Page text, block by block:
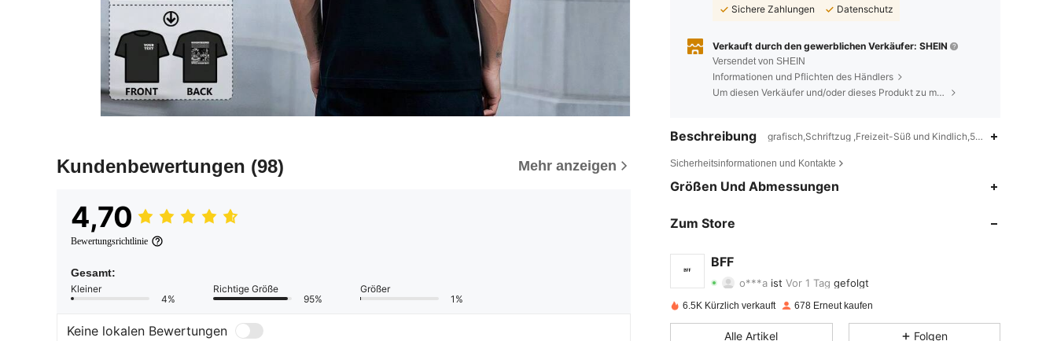
Kundenbewertungen (98) Mehr anzeigen
4,70
Bewertungsrichtlinie
Gesamt:
Kleiner
4%
Richtige Größe
95%
Größer
1%
Keine lokalen Bewertungen
Sichere Zahlungen
Datenschutz
Verkauft durch den gewerblichen Verkäufer: SHEIN
Versendet von SHEIN
Informationen und Pflichten des Händlers
Um diesen Verkäufer und/oder dieses Produkt zu melden
Beschreibung grafisch,Schriftzug ,Freizeit-Süß und Kindlich,5% Elasthan,95%
Sicherheitsinformationen und Kontakte
Größen Und Abmessungen
Zum Store
BFF
4,72 Bewertung 45 Artikel 197
6.5K Kürzlich verkauft 678 Erneut kaufen
Alle Artikel Folgen